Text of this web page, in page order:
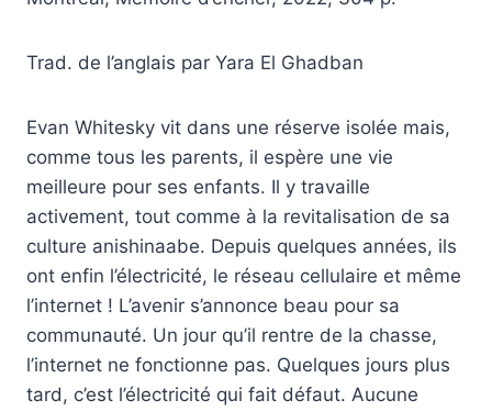
Trad. de l’anglais par Yara El Ghadban
Evan Whitesky vit dans une réserve isolée mais,
comme tous les parents, il espère une vie
meilleure pour ses enfants. Il y travaille
activement, tout comme à la revitalisation de sa
culture anishinaabe. Depuis quelques années, ils
ont enfin l’électricité, le réseau cellulaire et même
l’internet ! L’avenir s’annonce beau pour sa
communauté. Un jour qu’il rentre de la chasse,
l’internet ne fonctionne pas. Quelques jours plus
tard, c’est l’électricité qui fait défaut. Aucune